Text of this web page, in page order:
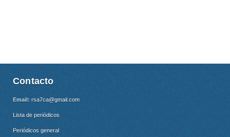
Contacto
Email: rsa7ca@gmail.com
Lista de periódicos
Periódicos general